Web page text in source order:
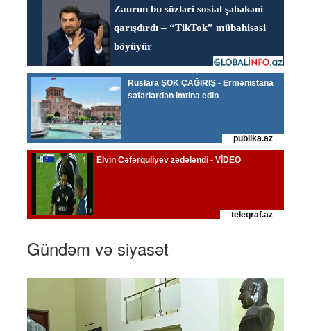
Gündəm və siyasət